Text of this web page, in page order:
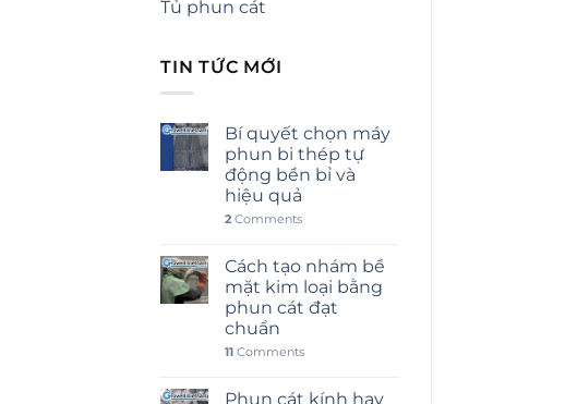
Tủ phun cát
TIN TỨC MỚI
Bí quyết chọn máy
phun bi thép tự
động bền bỉ và
hiệu quả
2Comments
Cách tạo nhám bề
mặt kim loại bằng
phun cát đạt
chuẩn
11 Comments
Phun cát kính hay